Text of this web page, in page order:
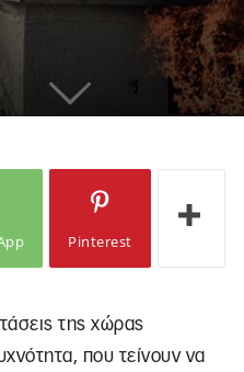
Pinterest
της χώρας
που τείνουν να